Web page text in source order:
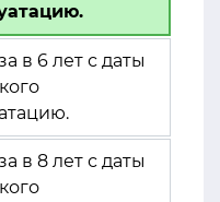
в 6 лет с даты
в 8 лет с даты